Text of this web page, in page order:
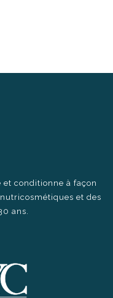
et conditionne à façon
et des
ans.